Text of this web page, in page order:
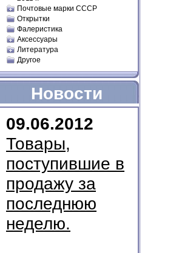
Почтовые марки СССР
Открытки
Фалеристика
Аксессуары
Литература
Другое
Новости
09.06.2012
Товары,
поступившие в
продажу за
последнюю
неделю.